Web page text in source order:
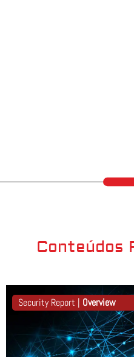
Conteúdos
Security Report | Overview